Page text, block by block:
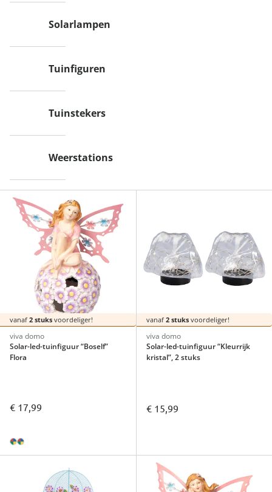
Solarlampen
Tuinfiguren
Tuinstekers
Weerstations
vanaf 2 stuks voordeliger!
viva domo
Solar-led-tuinfiguur “Boself”
Flora
€ 17,99
vanaf 2 stuksvoordeliger!
viva domo
Solar-led-tuinfiguur “Kleurrijk
kristal”, 2 stuks
€ 15,99